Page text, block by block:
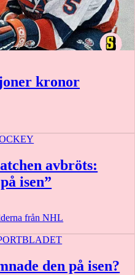
kronor
avbröts:
isen”
från NHL
den på isen?